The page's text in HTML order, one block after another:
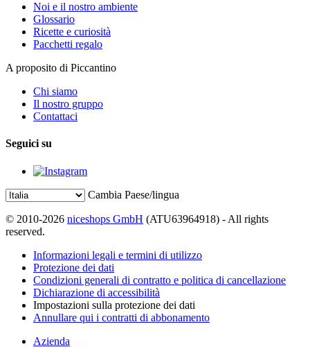
Noi e il nostro ambiente
Glossario
Ricette e curiosità
Pacchetti regalo
A proposito di Piccantino
Chi siamo
Il nostro gruppo
Contattaci
Seguici su
Cambia Paese/lingua
© 2010-2026 niceshops GmbH (ATU63964918) - All rights
reserved.
Informazioni legali e termini di utilizzo
Protezione dei dati
Condizioni generali di contratto e politica di cancellazione
Dichiarazione di accessibilità
Impostazioni sulla protezione dei dati
Annullare qui i contratti di abbonamento
Azienda